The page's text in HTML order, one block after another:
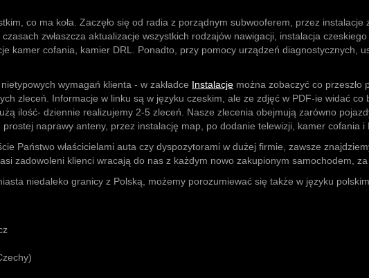
co ma koła. Zaczęło się od radia z porządnym subwooferem, przez
zwłaszcza aktualizacje wszystkich rodzajów nawigacji, instalacja
kamer cofania, kamier DRL. Ponadto, przy pomocy urządzeń diagnostycznych,
wymagań klienta - w zakładce Instalacje można zobaczyć co
zleceń. Informacje w linku są w języku czeskim, ale ze zdjęć w PDF-ie widać
ilość- dziennie realizujemy 2-5 zleceń. Nasze zlecenia obejmują zarówno
naprawy anteny, przez instalację map, po dodanie telewizji, kamer cofania
Państwo właścicielami auta czy dyspozytorami w dużej firmie, zawsze
zadowoleni klienci wracają do nas z każdym nowo zakupionym samochodem,
niedaleko granicy z Polską, możemy porozumiewać się także w języku